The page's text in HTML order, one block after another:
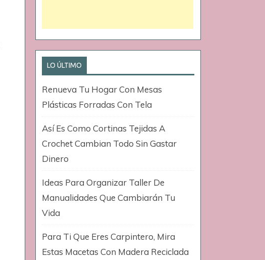
LO ÚLTIMO
Renueva Tu Hogar Con Mesas
Plásticas Forradas Con Tela
Así Es Como Cortinas Tejidas A
Crochet Cambian Todo Sin Gastar
Dinero
Ideas Para Organizar Taller De
Manualidades Que Cambiarán Tu
Vida
Para Ti Que Eres Carpintero, Mira
Estas Macetas Con Madera Reciclada